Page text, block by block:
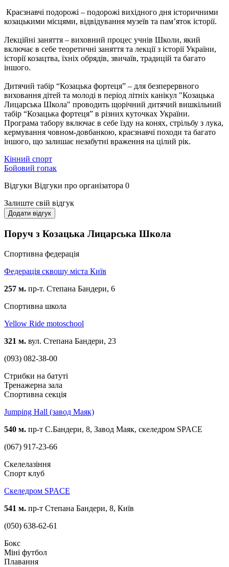
Краєзнавчі подорожі – подорожі вихідного дня історичними
козацькими місцями, відвідування музеїв та пам’яток історії.
Лекційні заняття – виховний процес учнів Школи, який
включає в себе теоретичні заняття та лекції з історії України,
історії козацтва, їхніх обрядів, звичаїв, традицій та багато
іншого.
Дитячий табір “Козацька фортеця” – для безперервного
виховання дітей та молоді в період літніх канікул "Козацька
Лицарська Школа" проводить щорічний дитячий вишкільний
табір “Козацька фортеця” в різних куточках України.
Програма табору включає в себе їзду на конях, стрільбу з лука,
кермування човном-довбанкою, краєзнавчі походи та багато
іншого, що залишає незабутні враження на цілий рік.
Кінний спорт
Бойовий гопак
Відгуки Відгуки про організатора 0
Залиште свій відгук
Додати відгук
Поруч з Козацька Лицарська Школа
Спортивна федерація
Федерація сквошу міста Київ
257 м. пр-т. Степана Бандери, 6
Спортивна школа
Yellow Ride motoschool
321 м. вул. Степана Бандери, 23
(093) 082-38-00
Стрибки на батуті
Тренажерна зала
Спортивна секція
Jumping Hall (завод Маяк)
540 м. пр-т С.Бандери, 8, Завод Маяк, скеледром SPACE
(067) 917-23-66
Скелелазіння
Спорт клуб
Скеледром SPACE
541 м. пр-т Степана Бандери, 8, Київ
(050) 638-62-61
Бокс
Міні футбол
Плавання